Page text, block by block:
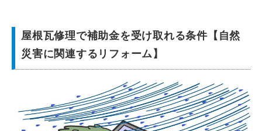
屋根瓦修理で補助金を受け取れる条件【自然
災害に関連するリフォーム】